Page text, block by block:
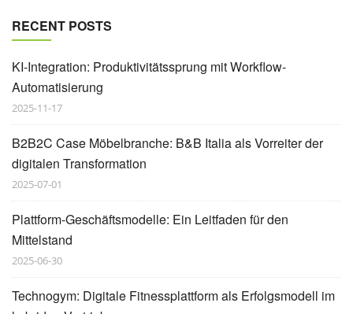
RECENT POSTS
KI-Integration: Produktivitätssprung mit Workflow-
Automatisierung
2025-11-17
B2B2C Case Möbelbranche: B&B Italia als Vorreiter der
digitalen Transformation
2025-07-01
Plattform-Geschäftsmodelle: Ein Leitfaden für den
Mittelstand
2025-06-30
Technogym: Digitale Fitnessplattform als Erfolgsmodell im